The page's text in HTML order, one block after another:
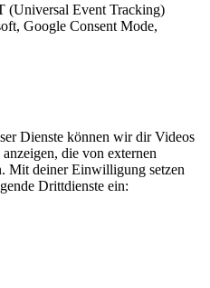
(Universal Event Tracking)
Google Consent Mode,
Dienste können wir dir Videos
die von externen
Mit deiner Einwilligung setzen
Drittdienste ein: